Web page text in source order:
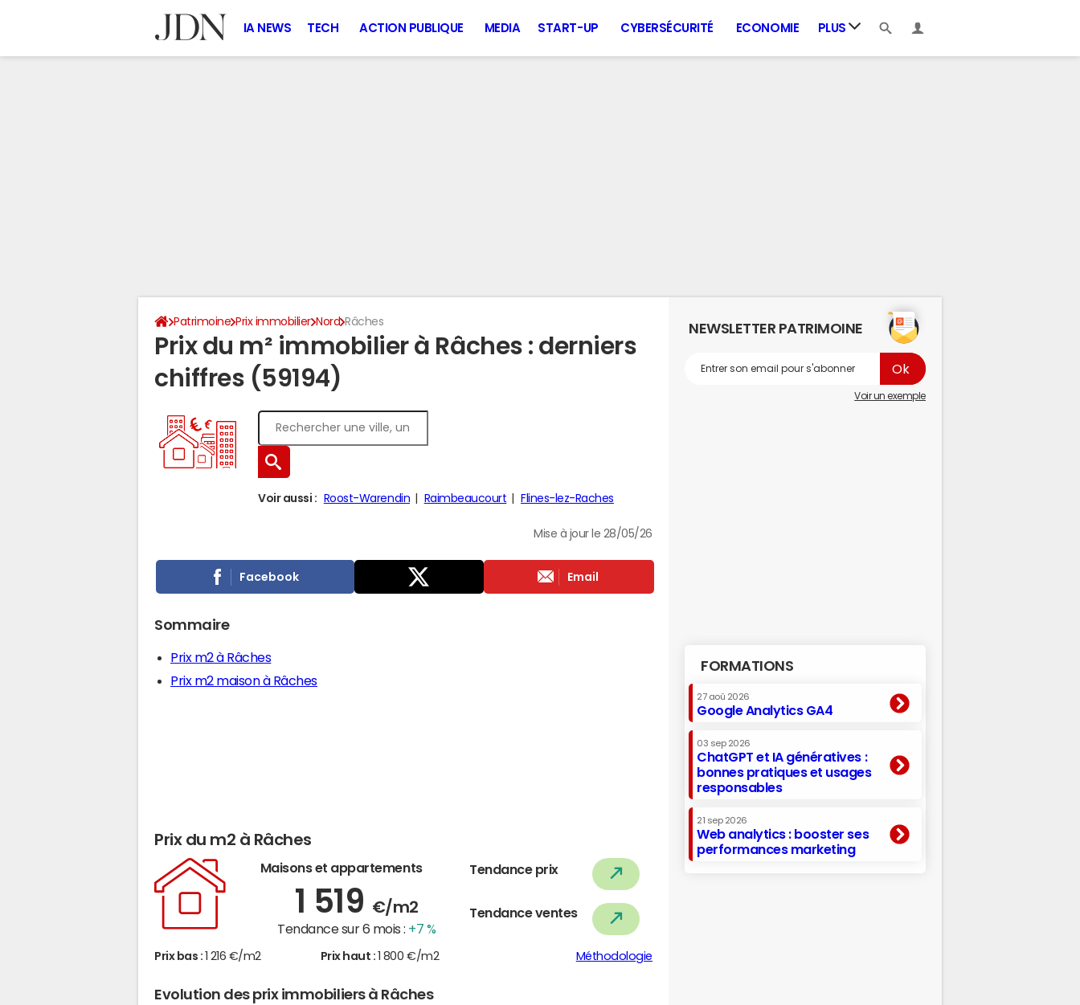
IA NEWS TECH ACTION PUBLIQUE MEDIA START-UP CYBERSÉCURITÉ ECONOMIE PLUS
Patrimoine Prix immobilier Nord Râches
Prix du m² immobilier à Râches : derniers
chiffres (59194)
Voir aussi : Roost-Warendin Raimbeaucourt Flines-lez-Raches
Mise à jour le 28/05/26
Facebook Email
Sommaire
Prix m2 à Râches
Prix m2 maison à Râches
Prix du m2 à Râches
Maisons et appartements
1 519 €/m2
Tendance sur 6 mois : +7 %
Tendance prix
Tendance ventes
Prix bas : 1 216 €/m2 Prix haut : 1 800 €/m2 Méthodologie
Evolution des prix immobiliers à Râches
NEWSLETTER PATRIMOINE
Voir un exemple
FORMATIONS
27 aoû 2026
Google Analytics GA4
03 sep 2026
ChatGPT et IA génératives :
bonnes pratiques et usages
responsables
21 sep 2026
Web analytics : booster ses
performances marketing